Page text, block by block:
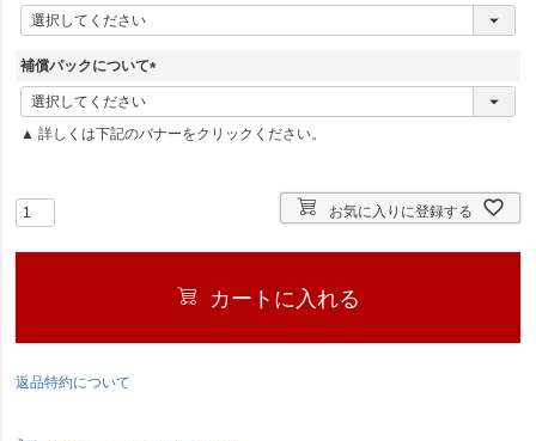
(
必
補償パックについて
(
必
須
▲ 詳しくは下記のバナーをクリックください。
お気に入りに登録する
カートに入れる
返品特約について